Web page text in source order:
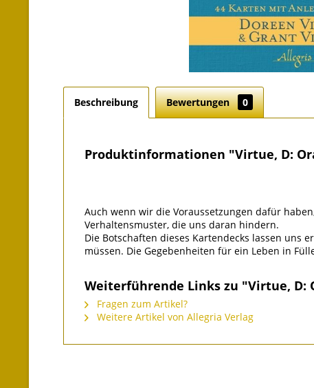
Beschreibung Bewertungen 0
Produktinformationen "Virtue, D:
Auch wenn wir die Voraussetzungen dafür
Verhaltensmuster, die uns daran hindern.
Die Botschaften dieses Kartendecks lassen uns
müssen. Die Gegebenheiten für ein Leben in
Weiterführende Links zu "Virtue, D:
Fragen zum Artikel?
Weitere Artikel von Allegria Verlag